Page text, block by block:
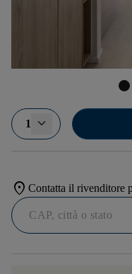
1
location_on Contatta il rivenditore